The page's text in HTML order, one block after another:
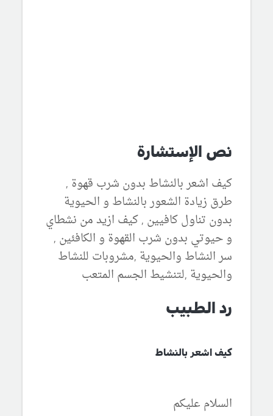
نص الإستشارة
كيف اشعر بالنشاط بدون شرب قهوة ,
طرق زيادة الشعور بالنشاط و الحيوية
بدون تناول كافيين , كيف ازيد من نشطاي
و حيوتي بدون شرب القهوة و الكافئين ,
سر النشاط والحيوية ,مشروبات للنشاط
والحيوية ,لتنشيط الجسم المتعب
رد الطبيب
كيف اشعر بالنشاط
السلام عليكم